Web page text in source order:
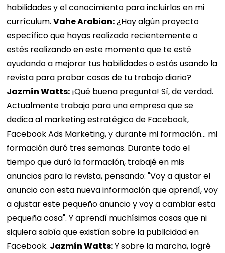
habilidades y el conocimiento para incluirlas en mi
currículum.Vahe Arabian:¿Hay algún proyecto
específico que hayas realizado recientemente o
estés realizando en este momento que te esté
ayudando a mejorar tus habilidades o estás usando la
revista para probar cosas de tu trabajo diario?
Jazmín Watts: ¡Qué buena pregunta! Sí, de verdad.
Actualmente trabajo para una empresa que se
dedica al marketing estratégico de Facebook,
Facebook Ads Marketing, y durante mi formación… mi
formación duró tres semanas. Durante todo el
tiempo que duró la formación, trabajé en mis
anuncios para la revista, pensando: "Voy a ajustar el
anuncio con esta nueva información que aprendí, voy
a ajustar este pequeño anuncio y voy a cambiar esta
pequeña cosa". Y aprendí muchísimas cosas que ni
siquiera sabía que existían sobre la publicidad en
Facebook. Jazmín Watts:Y sobre la marcha, logré